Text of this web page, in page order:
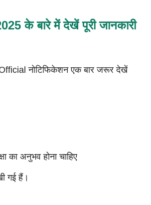
के बारे में देखें पूरी जानकारी
नोटिफिकेशन एक बार जरूर देखें
का अनुभव होना चाहिए
गई हैं।